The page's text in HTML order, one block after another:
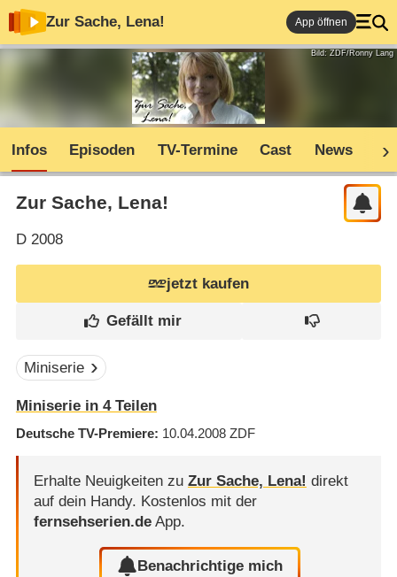
Zur Sache, Lena! App öffnen
Bild: ZDF/Ronny Lang
Infos Episoden TV-Termine Cast News
Zur Sache, Lena!
D2008
jetzt kaufen
Miniserie
Miniserie in 4 Teilen
Deutsche TV-Premiere 10.04.2008 ZDF
Erhalte Neuigkeiten zu Zur Sache, Lena! direkt
auf dein Handy. Kostenlos mit der
fernsehserien.deApp.
Benachrichtige mich